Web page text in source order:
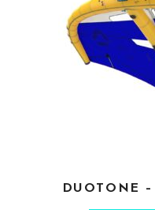
CHOIX
DUOTONE